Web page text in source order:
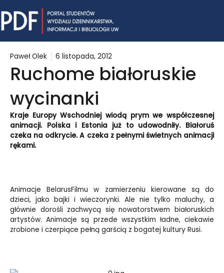
to
content
Paweł Olek 6 listopada, 2012
Ruchome białoruskie
wycinanki
Kraje Europy Wschodniej wiodą prym we współczesnej
animacji. Polska i Estonia już to udowodniły. Białoruś
czeka na odkrycie. A czeka z pełnymi świetnych animacji
rękami.
Animacje BelarusFilmu w zamierzeniu kierowane są do
dzieci, jako bajki i wieczorynki. Ale nie tylko maluchy, a
głównie dorośli zachwycą się nowatorstwem białoruskich
artystów. Animacje są przede wszystkim ładne, ciekawie
zrobione i czerpiące pełną garścią z bogatej kultury Rusi.